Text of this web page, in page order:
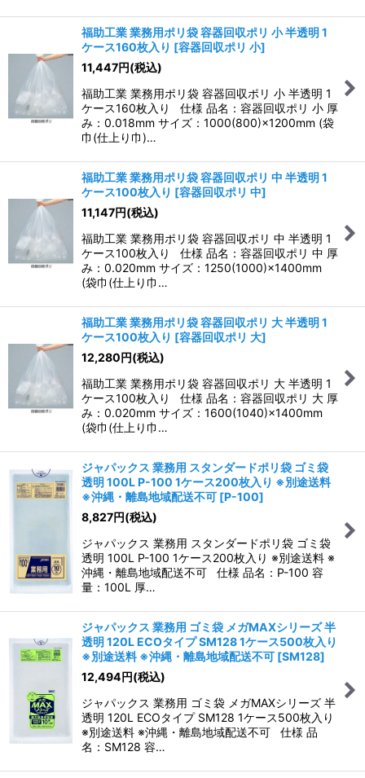
福助工業 業務用ポリ袋 容器回収ポリ 小 半透明 1
ケース160枚入り [容器回収ポリ 小]
11,447円(税込)
福助工業 業務用ポリ袋 容器回収ポリ 小 半透明 1
ケース160枚入り 仕様 品名：容器回収ポリ 小 厚
み：0.018mm サイズ：1000(800)×1200mm (袋
巾(仕上り巾)…
福助工業 業務用ポリ袋 容器回収ポリ 中 半透明 1
ケース100枚入り [容器回収ポリ 中]
11,147円(税込)
福助工業 業務用ポリ袋 容器回収ポリ 中 半透明 1
ケース100枚入り 仕様 品名：容器回収ポリ 中 厚
み：0.020mm サイズ：1250(1000)×1400mm
(袋巾(仕上り巾…
福助工業 業務用ポリ袋 容器回収ポリ 大 半透明 1
ケース100枚入り [容器回収ポリ 大]
12,280円(税込)
福助工業 業務用ポリ袋 容器回収ポリ 大 半透明 1
ケース100枚入り 仕様 品名：容器回収ポリ 大 厚
み：0.020mm サイズ：1600(1040)×1400mm
(袋巾(仕上り巾…
ジャパックス 業務用 スタンダードポリ袋 ゴミ袋
透明 100L P-100 1ケース200枚入り ※別途送料
※沖縄・離島地域配送不可 [P-100]
8,827円(税込)
ジャパックス 業務用 スタンダードポリ袋 ゴミ袋
透明 100L P-100 1ケース200枚入り ※別途送料 ※
沖縄・離島地域配送不可 仕様 品名：P-100 容
量：100L 厚…
ジャパックス 業務用 ゴミ袋 メガMAXシリーズ 半
透明 120L ECOタイプ SM128 1ケース500枚入り
※別途送料 ※沖縄・離島地域配送不可 [SM128]
12,494円(税込)
ジャパックス 業務用 ゴミ袋 メガMAXシリーズ 半
透明 120L ECOタイプ SM128 1ケース500枚入り
※別途送料 ※沖縄・離島地域配送不可 仕様 品
名：SM128 容…